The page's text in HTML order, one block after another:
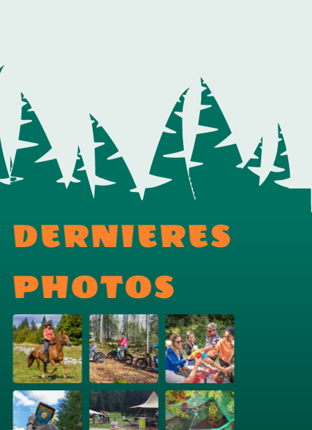
DERNIERES
PHOTOS